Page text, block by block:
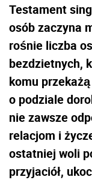
Testament
osób zaczyna
rośnie liczba
bezdzietnych,
komu
o podziale
nie zawsze
relacjom i
ostatniej woli
przyjaciół,